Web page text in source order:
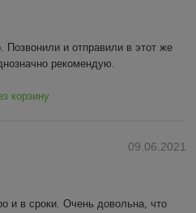
Позвонили и отправили в этот же
рекомендую.
корзину
09.06.2021
и в сроки. Очень довольна, что